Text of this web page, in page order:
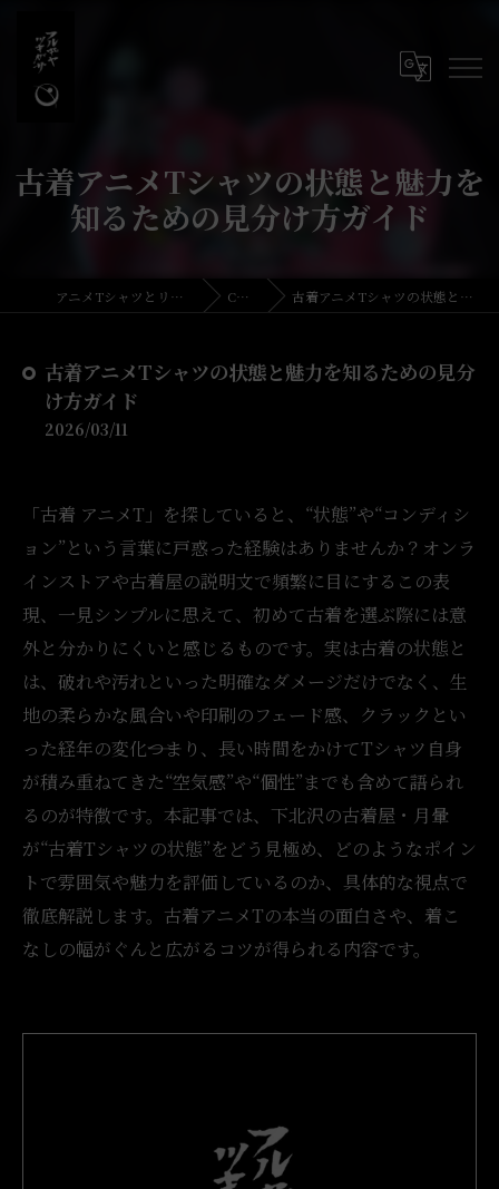
古着アニメTシャツの状態と魅力を
知るための見分け方ガイド
アニメTシャツとリメイク・古着の古着屋月暈 COLUMN 古着アニメTシャツの状態と魅力を知るための見分け方ガイド
古着アニメTシャツの状態と魅力を知るための見分
け方ガイド
2026/03/11
「古着 アニメT」を探していると、“状態”や“コンディシ
ョン”という言葉に戸惑った経験はありませんか？オンラ
インストアや古着屋の説明文で頻繁に目にするこの表
現、一見シンプルに思えて、初めて古着を選ぶ際には意
外と分かりにくいと感じるものです。実は古着の状態と
は、破れや汚れといった明確なダメージだけでなく、生
地の柔らかな風合いや印刷のフェード感、クラックとい
った経年の変化――つまり、長い時間をかけてTシャツ自身
が積み重ねてきた“空気感”や“個性”までも含めて語られ
るのが特徴です。本記事では、下北沢の古着屋・月暈
が“古着Tシャツの状態”をどう見極め、どのようなポイン
トで雰囲気や魅力を評価しているのか、具体的な視点で
徹底解説します。古着アニメTの本当の面白さや、着こ
なしの幅がぐんと広がるコツが得られる内容です。